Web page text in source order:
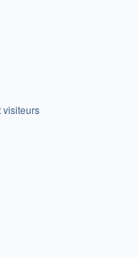
visiteurs